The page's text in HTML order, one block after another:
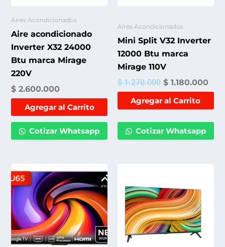
Aires Acondicionados
Aire acondicionado
Inverter X32 24000
Btu marca Mirage
220V
$ 2.600.000
Agregar al Carrito
Cotizar Whatsapp
Aires Acondicionados
Mini Split V32 Inverter
12000 Btu marca
Mirage 110V
$1.270.000 $ 1.180.000
Agregar al Carrito
Cotizar Whatsapp